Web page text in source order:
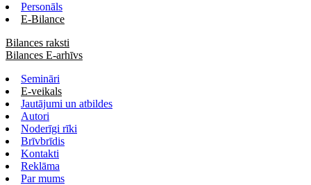
Personāls
E-Bilance
Bilances raksti
Bilances E-arhīvs
Semināri
E-veikals
Jautājumi un atbildes
Autori
Noderīgi rīki
Brīvbrīdis
Kontakti
Reklāma
Par mums